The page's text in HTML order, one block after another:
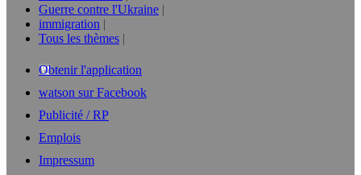
Guerre contre l'Ukraine
immigration
Tous les thèmes
Obtenir l'application
watson sur Facebook
Publicité / RP
Emplois
Impressum